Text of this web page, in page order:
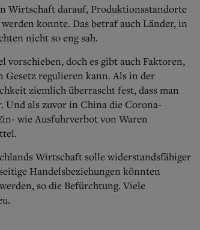
Danzig und Westpreußen
Bücher
Wirtschaft darauf, Produktionsstandorte
konnte. Das betraf auch Länder, in
nicht so eng sah.
vorschieben, doch es gibt auch Faktoren,
Gesetz regulieren kann. Als in der
ziemlich überrascht fest, dass man
Und als zuvor in China die Corona-
wie Ausfuhrverbot von Waren
Wirtschaft solle widerstandsfähiger
Handelsbeziehungen könnten
so die Befürchtung. Viele